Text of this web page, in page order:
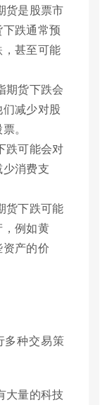
货是股票市
跌通常预
甚至可能
期货下跌会
减少对股
。
跌可能会对
消费支
货下跌可能
例如黄
产的价
多种交易策
大量的科技